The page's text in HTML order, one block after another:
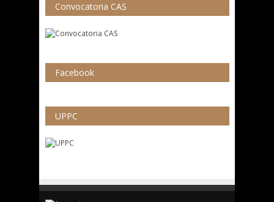
Convocatoria CAS
Facebook
UPPC